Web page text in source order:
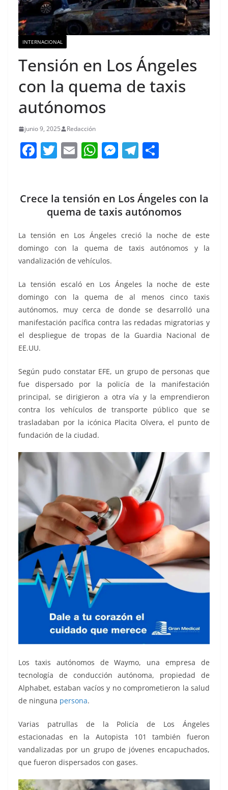
INTERNACIONAL
Tensión en Los Ángeles
con la quema de taxis
autónomos
junio 9, 2025 Redacción
F
e
o
o
k
T
er
E
l
W
s
A
p
p
M
e
n
g
er
T
gr
a
m
p
ar
tir
Crece la tensión en Los Ángeles con la
quema de taxis autónomos
La tensión en Los Ángeles creció la noche de este
domingo con la quema de taxis autónomos y la
vandalización de vehículos.
La tensión escaló en Los Ángeles la noche de este
domingo con la quema de al menos cinco taxis
autónomos, muy cerca de donde se desarrolló una
manifestación pacífica contra las redadas migratorias y
el despliegue de tropas de la Guardia Nacional de
EE.UU.
Según pudo constatar EFE, un grupo de personas que
fue dispersado por la policía de la manifestación
principal, se dirigieron a otra vía y la emprendieron
contra los vehículos de transporte público que se
trasladaban por la icónica Placita Olvera, el punto de
fundación de la ciudad.
Los taxis autónomos de Waymo, una empresa de
tecnología de conducción autónoma, propiedad de
Alphabet, estaban vacíos y no comprometieron la salud
de ninguna persona.
Varias patrullas de la Policía de Los Ángeles
estacionadas en la Autopista 101 también fueron
vandalizadas por un grupo de jóvenes encapuchados,
que fueron dispersados con gases.